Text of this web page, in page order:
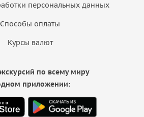
персональных данных
Способы оплаты
Курсы валют
по всему миру
приложении: